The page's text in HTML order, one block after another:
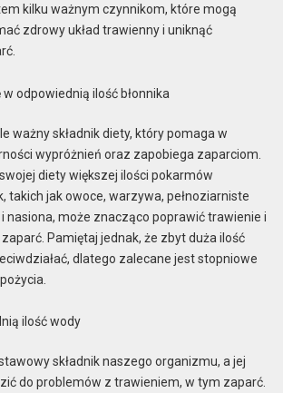
kilku ważnym czynnikom, które mogą
zdrowy układ trawienny i uniknąć
odpowiednią ilość błonnika
ważny składnik diety, który pomaga w
wypróżnień oraz zapobiega zaparciom.
diety większej ilości pokarmów
takich jak owoce, warzywa, pełnoziarniste
nasiona, może znacząco poprawić trawienie i
Pamiętaj jednak, że zbyt duża ilość
dlatego zalecane jest stopniowe
ilość wody
składnik naszego organizmu, a jej
do problemów z trawieniem, w tym zaparć.